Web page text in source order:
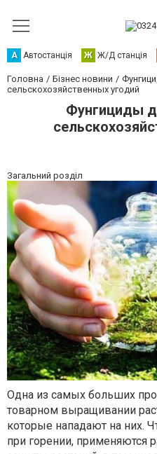
А Автостанція Ж Ж/Д станція
Головна Бізнес новини
сельскохозяйственных угодий
Фунгициды
Загальний розділ
Одна из самых больших
товарном выращивании
которые нападают на них.
при горении, применяются